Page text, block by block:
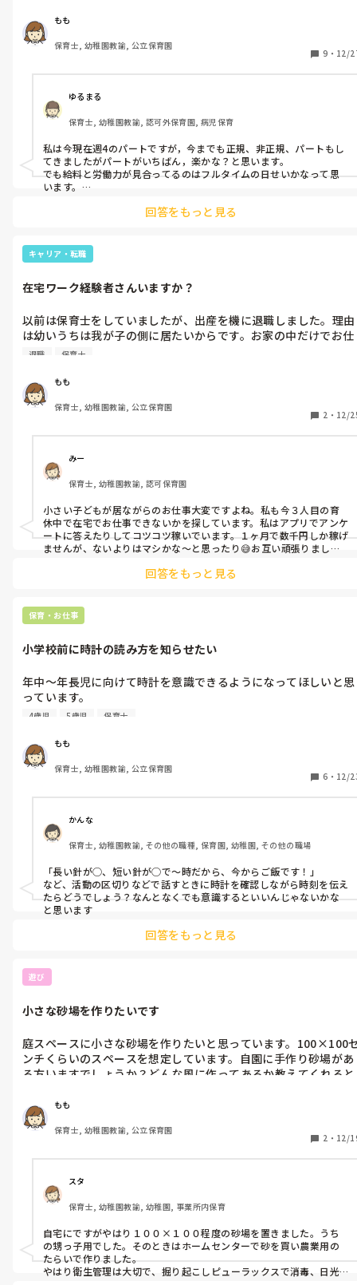
にさせてください🥹
もも
保育士, 幼稚園教諭, 公立保育園
9 ・ 12/
ゆるまる
保育士, 幼稚園教諭, 認可外保育園, 病児保育
私は今現在週4のパートですが，今までも正規、非正規、パートもし
てきましたがパートがいちばん，楽かな？と思います。
でも給料と労働力が見合ってるのはフルタイムの日せいかなって思
います。
だと帰れ〜って言われることも多いので帰りやすかったです
回答をもっと見る
キャリア・転職
在宅ワーク経験者さんいますか？
以前は保育士をしていましたが、出産を機に退職しました。理由
は幼いうちは我が子の側に居たいからです。お家の中だけでお仕
事なら出来るかなと模索中なのです。経験者さん居ましたら、何
退職 保育士
もも
保育士, 幼稚園教諭, 公立保育園
2 ・ 12/
みー
保育士, 幼稚園教諭, 認可保育園
小さい子どもが居ながらのお仕事大変ですよね。私も今３人目の育
休中で在宅でお仕事できないかを探しています。私はアプリでアンケ
ートに答えたりしてコツコツ稼いでいます。１ヶ月で数千円しか稼げ
ませんが、ないよりはマシかな〜と思ったり😅お互い頑張りましょ
回答をもっと見る
保育・お仕事
小学校前に時計の読み方を知らせたい
年中〜年長児に向けて時計を意識できるようになってほしいと思
っています。
数字のところに目印シールなど保育園で何か取り組んでいること
やって良かったことがあれば参考にさせていただきたいです！
4歳児 5歳児 保育士
もも
保育士, 幼稚園教諭, 公立保育園
6 ・ 12/
かんな
保育士, 幼稚園教諭, その他の職種, 保育園, 幼稚園, その他の職場
「長い針が◯、短い針が◯で〜時だから、今からご飯です！」
など、活動の区切りなどで話すときに時計を確認しながら時刻を伝え
たらどうでしょう？なんとなくでも意識するといいんじゃないかな
と思います
回答をもっと見る
遊び
小さな砂場を作りたいです
庭スペースに小さな砂場を作りたいと思っています。100×100
ンチくらいのスペースを想定しています。自園に手作り砂場があ
る方いますでしょうか？どんな風に作ってあるか教えてくれると
もも
保育士, 幼稚園教諭, 公立保育園
2 ・ 12/
スタ
保育士, 幼稚園教諭, 幼稚園, 事業所内保育
自宅にですがやはり１００×１００程度の砂場を置きました。うち
の甥っ子用でした。そのときはホームセンターで砂を買い農業用の
たらいで作りました。
やはり衛生管理は大切で、掘り起こしピューラックスで消毒、日光